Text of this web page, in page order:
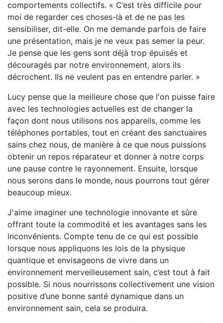
comportements collectifs. « C’est très difficile pour
moi de regarder ces choses-là et de ne pas les
sensibiliser, dit-elle. On me demande parfois de faire
une présentation, mais je ne veux pas semer la peur.
Je pense que les gens sont déjà trop épuisés et
découragés par notre environnement, alors ils
décrochent. Ils ne veulent pas en entendre parler. »
Lucy pense que la meilleure chose que l'on puisse faire
avec les technologies actuelles est de changer la
façon dont nous utilisons nos appareils, comme les
téléphones portables, tout en créant des sanctuaires
sains chez nous, de manière à ce que nous puissions
obtenir un repos réparateur et donner à notre corps
une pause contre le rayonnement. Ensuite, lorsque
nous serons dans le monde, nous pourrons tout gérer
beaucoup mieux.
J'aime imaginer une technologie innovante et sûre
offrant toute la commodité et les avantages sans les
inconvénients. Compte tenu de ce qui est possible
lorsque nous appliquons les lois de la physique
quantique et envisageons de vivre dans un
environnement merveilleusement sain, c’est tout à fait
possible. Si nous nourrissons collectivement une vision
positive d’une bonne santé dynamique dans un
environnement sain, cela se produira.